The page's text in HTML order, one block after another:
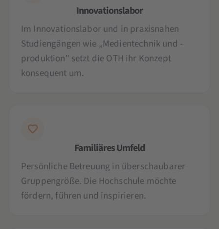
Innovationslabor
Im Innovationslabor und in praxisnahen
Studiengängen wie „Medientechnik und -
produktion" setzt die OTH ihr Konzept
konsequent um.
Familiäres Umfeld
Persönliche Betreuung in überschaubarer
Gruppengröße. Die Hochschule möchte
fördern, führen und inspirieren.